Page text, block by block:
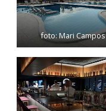
foto: Mari Campos